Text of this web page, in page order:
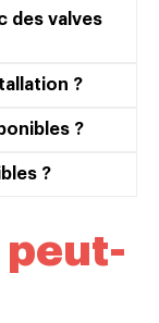
des valves
?
?
?
peut-